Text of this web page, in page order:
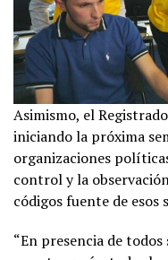
Asimismo, el
iniciando la próxima
organizaciones
control y la
códigos fuente de esos
“En presencia de